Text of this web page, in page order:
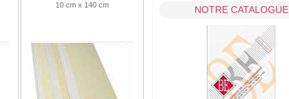
10 cm x 140 cm
NOTRE CATALOGUE